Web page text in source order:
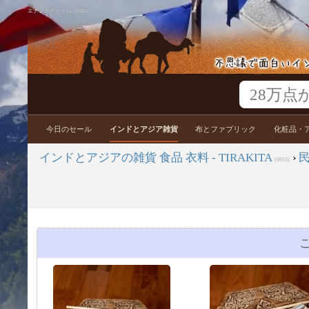
エナジーチャイム 10mm
今日のセール インドとアジア雑貨 布とファブリック 化粧品・
インドとアジアの雑貨 食品 衣料 - TIRAKITA (6953) ›